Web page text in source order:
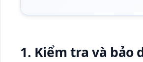
1. Kiểm tra và bảo